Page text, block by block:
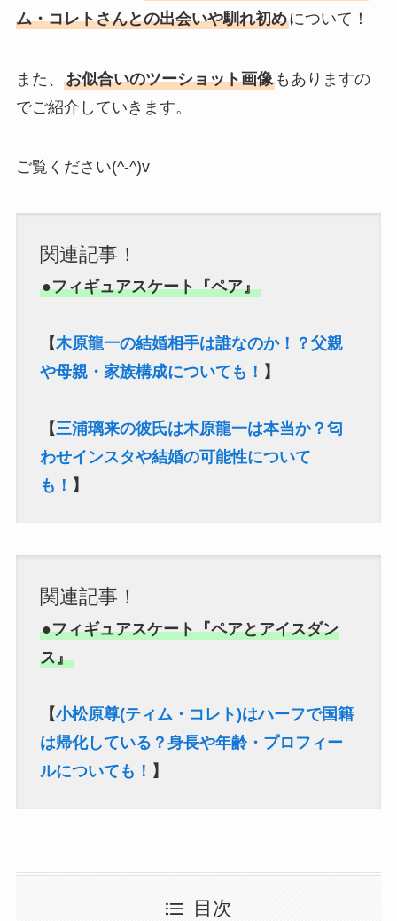
ム・コレトさんとの出会いや馴れ初めについて！
また、 お似合いのツーショット画像もありますの
でご紹介していきます。
ご覧ください(^-^)v
関連記事！
●フィギュアスケート『ペア』
【木原龍一の結婚相手は誰なのか！？父親
や母親・家族構成についても！ 】
【三浦璃来の彼氏は木原龍一は本当か？匂
わせインスタや結婚の可能性について
も！ 】
関連記事！
●フィギュアスケート『ペアとアイスダン
ス』
【小松原尊(ティム・コレト)はハーフで国籍
は帰化している？身長や年齢・プロフィー
ルについても！ 】
目次